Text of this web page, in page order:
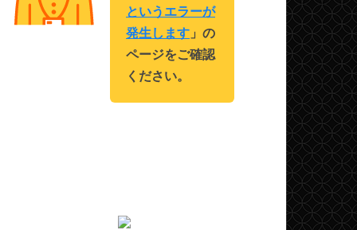
というエラーが
発生します 」の
ページをご確認
ください。